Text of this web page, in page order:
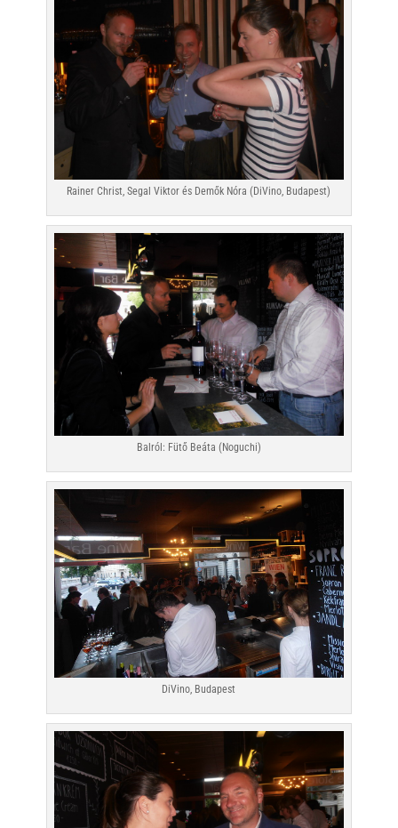
Rainer Christ, Segal Viktor és Demők Nóra (DiVino, Budapest)
Balról: Fütő Beáta (Noguchi)
DiVino, Budapest